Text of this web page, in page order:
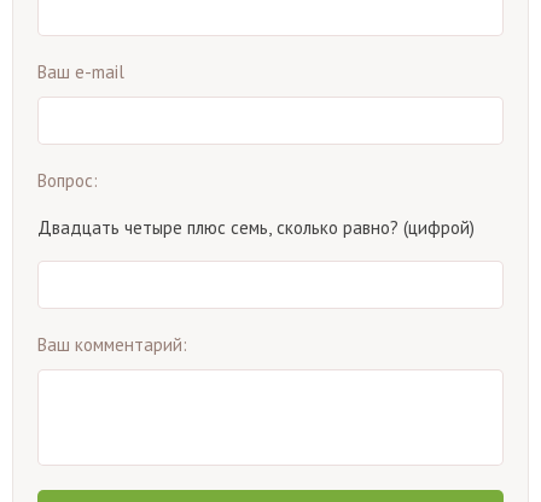
Ваш e-mail
Вопрос:
Двадцать четыре плюс семь, сколько равно? (цифрой)
Ваш комментарий: